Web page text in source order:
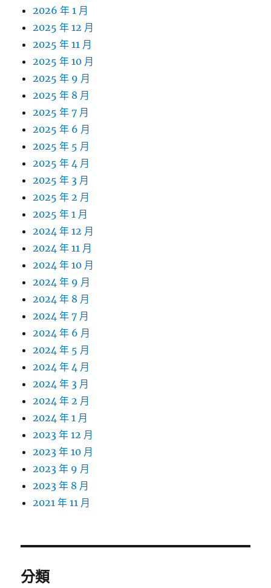
2026 年 1 月
2025 年 12 月
2025 年 11 月
2025 年 10 月
2025 年 9 月
2025 年 8 月
2025 年 7 月
2025 年 6 月
2025 年 5 月
2025 年 4 月
2025 年 3 月
2025 年 2 月
2025 年 1 月
2024 年 12 月
2024 年 11 月
2024 年 10 月
2024 年 9 月
2024 年 8 月
2024 年 7 月
2024 年 6 月
2024 年 5 月
2024 年 4 月
2024 年 3 月
2024 年 2 月
2024 年 1 月
2023 年 12 月
2023 年 10 月
2023 年 9 月
2023 年 8 月
2021 年 11 月
分類